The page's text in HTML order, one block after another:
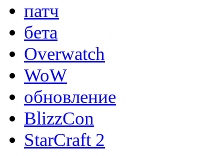
патч
бета
Overwatch
WoW
обновление
BlizzCon
StarCraft 2